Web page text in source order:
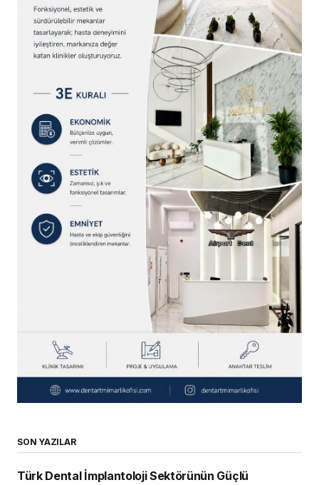
SON YAZILAR
Türk Dental İmplantoloji Sektörünün Güçlü